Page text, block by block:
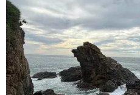
Thủ tướng Canada Justin
Ngày 15/11, Thủ tướng
đã tới Cuba, bắt đầu
đảo quốc Caribe này
song phương.